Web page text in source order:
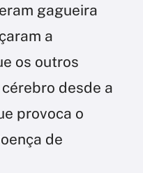
gagueira
a
os outros
desde a
provoca o
de